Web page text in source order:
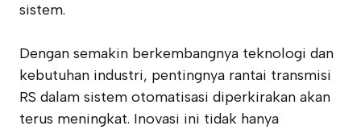
sistem.
Dengan semakin berkembangnya teknologi dan
kebutuhan industri, pentingnya rantai transmisi
RS dalam sistem otomatisasi diperkirakan akan
terus meningkat. Inovasi ini tidak hanya